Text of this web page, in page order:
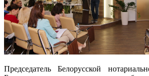
Председатель Белорусской